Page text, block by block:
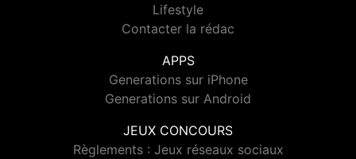
Lifestyle
Contacter la rédac
APPS
Generations sur iPhone
Generations sur Android
JEUX CONCOURS
Règlements : Jeux réseaux sociaux